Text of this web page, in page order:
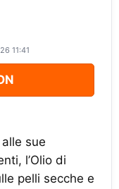
11:41
alle sue
l’Olio di
pelli secche e